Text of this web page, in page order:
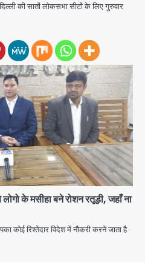
की सातों लोकसभा सीटों के लिए गुरुवार
के मसीहा बने रोशन रतूड़ी, जहाँ ना
रिश्तेदार विदेश में नौकरी करने जाता है
Phuket Delhi flight:
जारी
Airport Plane Crash:
विमान क्रैश, जांच शुरू
विमान हादसे का शिकार, कोई
Noida Gas
Fraud: बुजुर्ग से वीडियो